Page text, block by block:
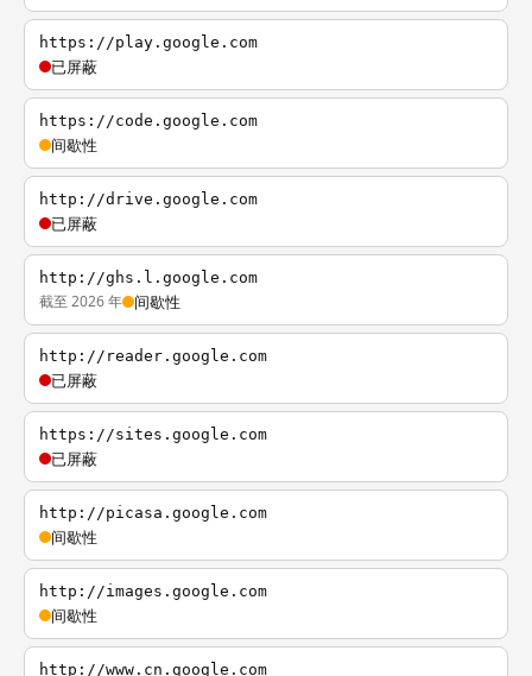
https://play.google.com
已屏蔽
https://code.google.com
间歇性
http://drive.google.com
已屏蔽
http://ghs.l.google.com
截至 2026 年 间歇性
http://reader.google.com
已屏蔽
https://sites.google.com
已屏蔽
http://picasa.google.com
间歇性
http://images.google.com
间歇性
http://www.cn.google.com